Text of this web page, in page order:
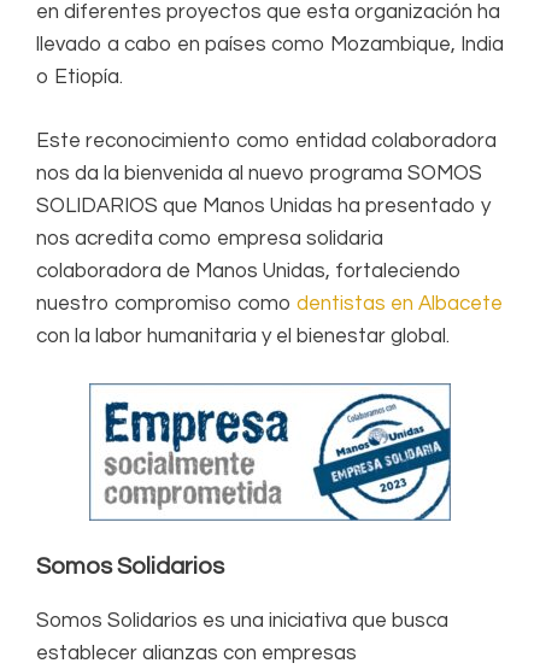
en diferentes proyectos que esta organización ha
llevado a cabo en países como Mozambique, India
o Etiopía.
Este reconocimiento como entidad colaboradora
nos da la bienvenida al nuevo programa SOMOS
SOLIDARIOS que Manos Unidas ha presentado y
nos acredita como empresa solidaria
colaboradora de Manos Unidas, fortaleciendo
nuestro compromiso como dentistas en Albacete
con la labor humanitaria y el bienestar global.
Somos Solidarios
Somos Solidarios es una iniciativa que busca
establecer alianzas con empresas